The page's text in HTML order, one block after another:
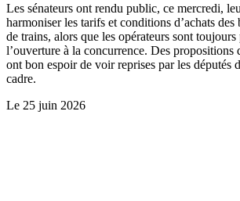
Les sénateurs ont rendu public, ce mercredi,
harmoniser les tarifs et conditions d’achats des
de trains, alors que les opérateurs sont
l’ouverture à la concurrence. Des propositions
ont bon espoir de voir reprises par les députés
cadre.
Le 25 juin 2026